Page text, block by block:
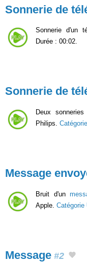
Sonnerie de
Sonnerie d'un
Durée : 00:02.
Sonnerie de
Deux
Philips.
Message
Bruit d'un
Apple. Catégorie
Message #2